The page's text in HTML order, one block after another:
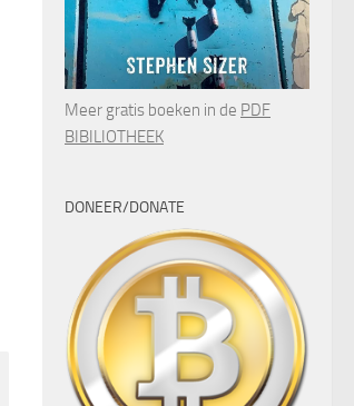
Meer gratis boeken in de PDF
BIBILIOTHEEK
DONEER/DONATE